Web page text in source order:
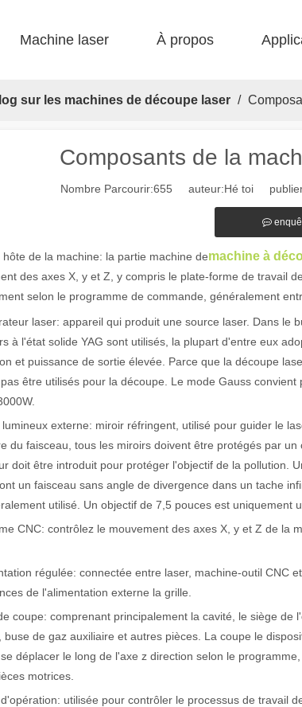
Machine laser À propos
sur les machines de découpe laser /
exceptionnelles des machines de marquage
Composants de la
Nombre Parcourir:655 auteur:Hé toi publier
hôte de la machine: la partie machine demachine à
des axes X, y et Z, y compris le plate-forme de travail
selon le programme de commande, généralement
laser: appareil qui produit une source laser. Dans le
à l'état solide YAG sont utilisés, la plupart d'entre eux
et puissance de sortie élevée. Parce que la découpe
être utilisés pour la découpe. Le mode Gauss
externe: miroir réfringent, utilisé pour guider le
du faisceau, tous les miroirs doivent être protégés par
doit être introduit pour protéger l'objectif de la pollution.
un faisceau sans angle de divergence dans un tache
utilisé. Un objectif de 7,5 pouces est uniquement
CNC: contrôlez le mouvement des axes X, y et Z de la
régulée: connectée entre laser, machine-outil CNC
de l'alimentation externe la grille.
coupe: comprenant principalement la cavité, le siège de
buse de gaz auxiliaire et autres pièces. La coupe le
déplacer le long de l'axe z direction selon le
motrices.
utilisée pour contrôler le processus de travail